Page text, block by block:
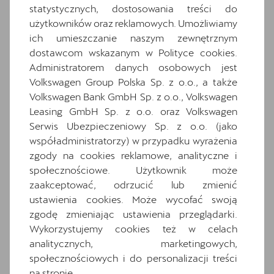
Gniazdo 12V z przodu i 230V w bagażniku
Hybrid drive system mHEV
Informacje o oponach
Komplet dywaników
Media System Plus: 12.9-calowy kolorowy
ekran dotykowy
Osłony przeciwsłoneczne kierowcy i
pasażera z zamykanymi i podświetlanymi
lusterkami
Oświetlenie powitalne LED w lusterkach
bocznych
Relingi dachowe w kolorze lśniącej czerni
Schowek z funkcją bezprzewodowego
ładowania telefonu
Speed limiter
System Front Cross traffic assist
statystycznych, dostosowania treści do
użytkowników oraz reklamowych. Umożliwiamy
ich umieszczanie naszym zewnętrznym
dostawcom wskazanym w Polityce cookies.
Administratorem danych osobowych jest
Volkswagen Group Polska Sp. z o.o., a także
Volkswagen Bank GmbH Sp. z o.o., Volkswagen
Leasing GmbH Sp. z o.o. oraz Volkswagen
Serwis Ubezpieczeniowy Sp. z o.o. (jako
współadministratorzy) w przypadku wyrażenia
zgody na cookies reklamowe, analityczne i
społecznościowe. Użytkownik może
zaakceptować, odrzucić lub zmienić
ustawienia cookies. Może wycofać swoją
zgodę zmieniając ustawienia przeglądarki.
Wykorzystujemy cookies też w celach
analitycznych, marketingowych,
społecznościowych i do personalizacji treści